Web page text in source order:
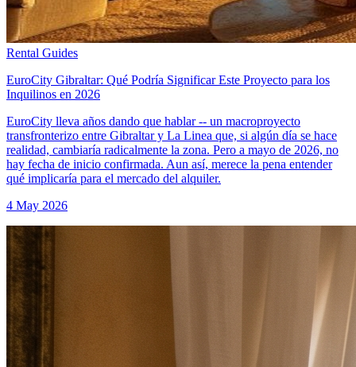
Rental Guides
EuroCity Gibraltar: Qué Podría Significar Este Proyecto para los
Inquilinos en 2026
EuroCity lleva años dando que hablar -- un macroproyecto
transfronterizo entre Gibraltar y La Linea que, si algún día se hace
realidad, cambiaría radicalmente la zona. Pero a mayo de 2026, no
hay fecha de inicio confirmada. Aun así, merece la pena entender
qué implicaría para el mercado del alquiler.
4 May 2026